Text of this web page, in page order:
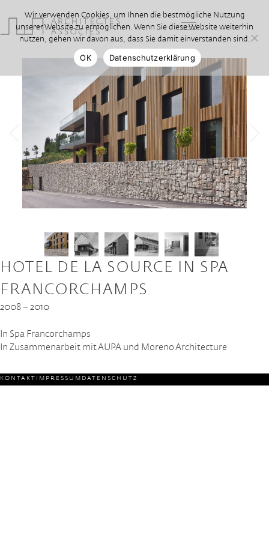
HOTEL DE LA SOURCE IN SPA
FRANCORCHAMPS
2008 – 2010
In Spa Francorchamps
In Zusammenarbeit mit AUPA und Moreno Architecture
KONTAKT IMPRESSUM DATENSCHUTZ
Wir verwenden Cookies, um Ihnen die bestmögliche Nutzung
unserer Website zu ermöglichen. Wenn Sie diese Website weiterhin
nutzen, gehen wir davon aus, dass Sie damit einverstanden sind.
OK
Datenschutzerklärung